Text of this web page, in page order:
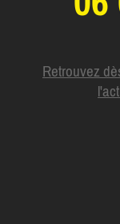
Retrouvez